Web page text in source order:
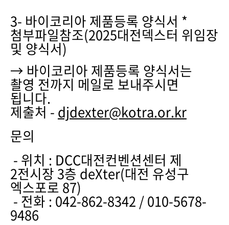
3- 바이코리아 제품등록 양식서 *
첨부파일참조(2025대전덱스터 위임장
및 양식서)
→ 바이코리아 제품등록 양식서는
촬영 전까지 메일로 보내주시면
됩니다.
제출처 - djdexter@kotra.or.kr
문의
- 위치 : DCC대전컨벤션센터 제
2전시장 3층 deXter(대전 유성구
엑스포로 87)
- 전화 : 042-862-8342 / 010-5678-
9486